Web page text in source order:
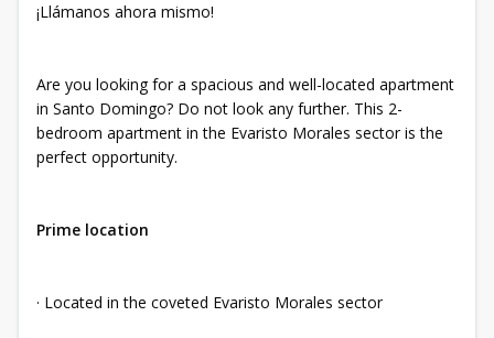
¡Llámanos ahora mismo!
Are you looking for a spacious and well-located apartment
in Santo Domingo? Do not look any further. This 2-
bedroom apartment in the Evaristo Morales sector is the
perfect opportunity.
Prime location
· Located in the coveted Evaristo Morales sector